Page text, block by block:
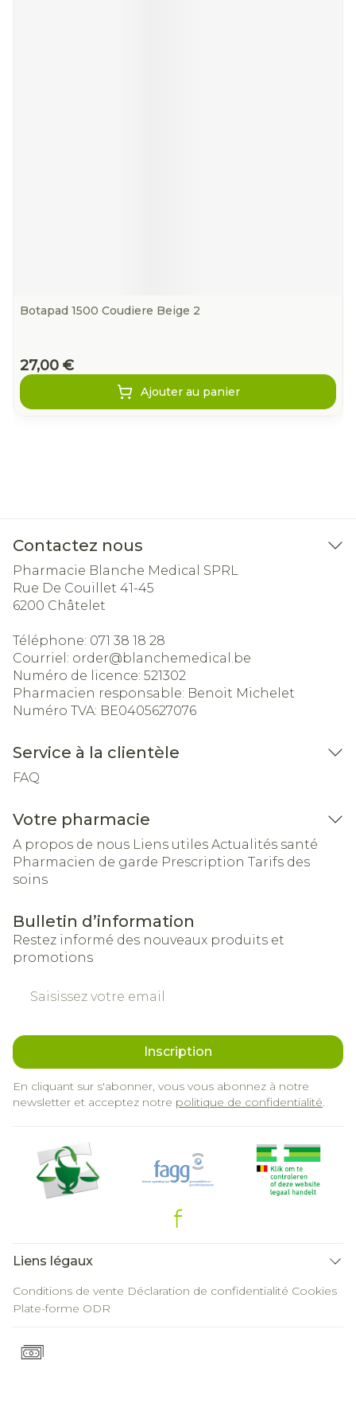
Botapad 1500 Coudiere Beige 2
27,00 €
Ajouter au panier
Contactez nous
Pharmacie Blanche Medical SPRL
Rue De Couillet 41-45
6200 Châtelet
Téléphone: 071 38 18 28
Courriel: order@blanchemedical.be
Numéro de licence: 521302
Pharmacien responsable: Benoit Michelet
Numéro TVA: BE0405627076
Service à la clientèle
FAQ
Votre pharmacie
A propos de nous Liens utiles Actualités santé
Pharmacien de garde Prescription Tarifs des
soins
Bulletin d’information
Restez informé des nouveaux produits et
promotions
Inscription
En cliquant sur s'abonner, vous vous abonnez à notre
newsletter et acceptez notre politique de confidentialité.
Liens légaux
Conditions de vente Déclaration de confidentialité Cookies
Plate-forme ODR